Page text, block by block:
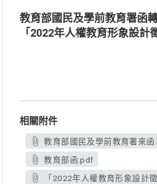
教育部國民及學前教育署函
「2022年人權教育形象設計
相關附件
教育部國民及學前教育署來
教育部函.pdf
「2022年人權教育形象設計